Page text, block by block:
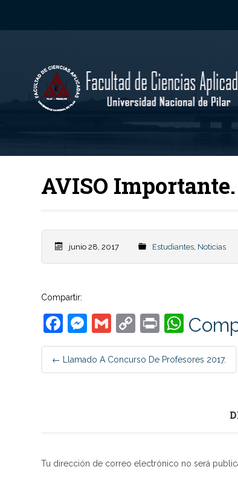
AVISO Importante.
junio 28, 2017 Estudiantes, Noticias
Compartir:
Facebook
Messenger
GmailCopyPrint
Post
navigation
← Llamado A Concurso De Profesores 2017.
Tu dirección de correo electrónico no será